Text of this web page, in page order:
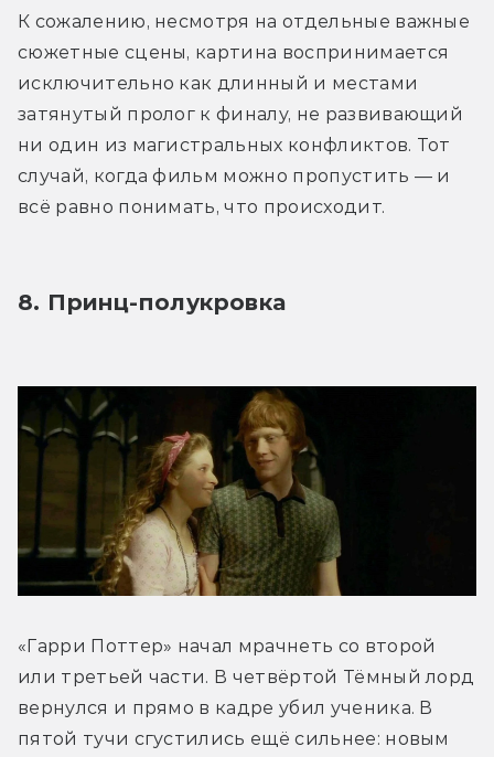
К сожалению, несмотря на отдельные важные
сюжетные сцены, картина воспринимается
исключительно как длинный и местами
затянутый пролог к финалу, не развивающий
ни один из магистральных конфликтов. Тот
случай, когда фильм можно пропустить — и
всё равно понимать, что происходит.
8. Принц-полукровка
«Гарри Поттер» начал мрачнеть со второй
или третьей части. В четвёртой Тёмный лорд
вернулся и прямо в кадре убил ученика. В
пятой тучи сгустились ещё сильнее: новым